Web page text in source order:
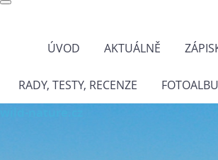
ÚVOD AKTUÁLNĚ
RADY, TESTY, RECENZE